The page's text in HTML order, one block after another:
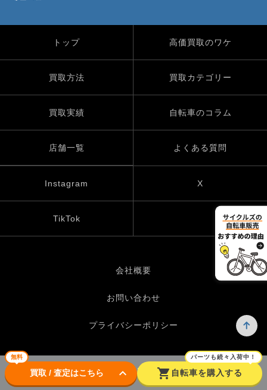
無料
買取 / 査定はこちら keyboard_arrow_down shopping_cart
パーツも続々入荷中！
自転車を購入する
トップ 高価買取のワケ
買取方法 買取カテゴリー
買取実績 自転車のコラム
店舗一覧 よくある質問
Instagram X
TikTok
会社概要
お問い合わせ
プライバシーポリシー
© UP GARAGE GROUP Co., Ltd.